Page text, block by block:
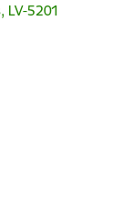
LV-5201